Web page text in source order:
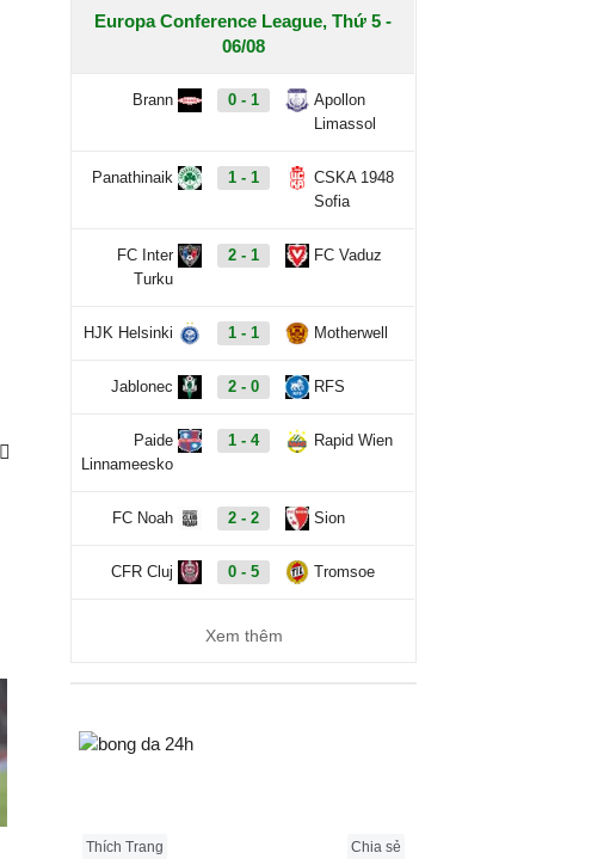
Europa Conference League, Thứ 5 -
06/08
Brann 0 - 1
Apollon
Limassol
Panathinaik 1 - 1
CSKA 1948
Sofia
FC Inter
Turku
2 - 1 FC Vaduz
HJK Helsinki 1 - 1 Motherwell
Jablonec 2 - 0 RFS
Paide
Linnameesko
1 - 4 Rapid Wien
FC Noah 2 - 2 Sion
CFR Cluj 0 - 5 Tromsoe
Xem thêm
Thích Trang Chia sẻ